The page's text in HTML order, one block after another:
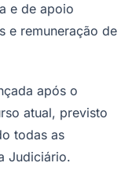
e de apoio
e remuneração de
após o
atual, previsto
todas as
Judiciário.